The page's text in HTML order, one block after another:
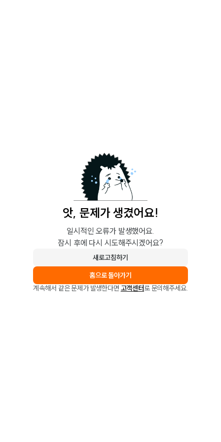
앗, 문제가 생겼어요!
일시적인 오류가 발생했어요.
잠시 후에 다시 시도해주시겠어요?
새로고침하기
홈으로 돌아가기
계속해서 같은 문제가 발생한다면 고객센터로 문의해주세요.